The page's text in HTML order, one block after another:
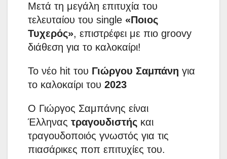
Μετά τη μεγάλη επιτυχία του
τελευταίου του single «Ποιος
Τυχερός», επιστρέφει με πιο groovy
διάθεση για το καλοκαίρι!
Το νέο hit του Γιώργου Σαμπάνη για
το καλοκαίρι του 2023
Ο Γιώργος Σαμπάνης είναι
Έλληνας τραγουδιστής και
τραγουδοποιός γνωστός για τις
πιασάρικες ποπ επιτυχίες του.